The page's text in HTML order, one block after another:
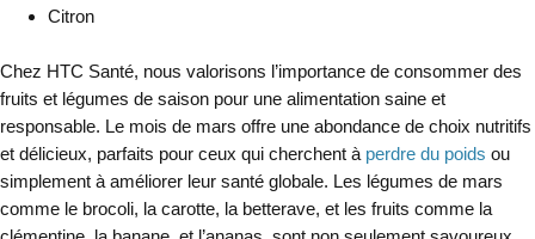
Citron
Chez HTC Santé, nous valorisons l’importance de consommer des
fruits et légumes de saison pour une alimentation saine et
responsable. Le mois de mars offre une abondance de choix nutritifs
et délicieux, parfaits pour ceux qui cherchent à perdre du poids ou
simplement à améliorer leur santé globale. Les légumes de mars
comme le brocoli, la carotte, la betterave, et les fruits comme la